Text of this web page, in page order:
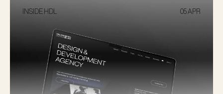
INSIDE HDL 05 APR